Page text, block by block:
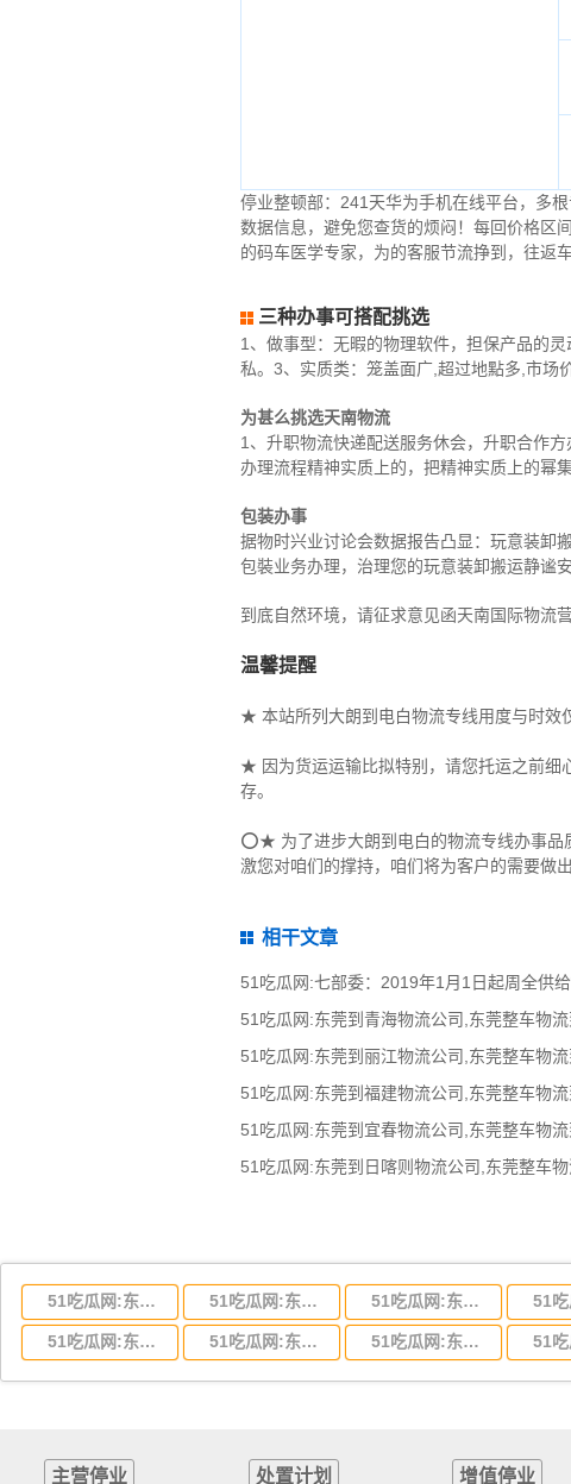
停业整顿部：241天华为手机在线平台，多
数据信息，避免您查货的烦闷！每回价格区
的码车医学专家，为的客服节流挣到，往返
三种办事可搭配挑选
1、做事型：无暇的物理软件，担保产品的
私。3、实质类：笼盖面广,超过地點多,市场
为甚么挑选天南物流
1、升职物流快递配送服务休会，升职合作
办理流程精神实质上的，把精神实质上的幂
包装办事
据物时兴业讨论会数据报告凸显：玩意装卸
包裝业务办理，治理您的玩意装卸搬运静谧安
到底自然环境，请征求意见函天南国际物流
温馨提醒
★ 本站所列大朗到电白物流专线用度与时效
★ 因为货运运输比拟特别，请您托运之前细
存。
⭕★ 为了进步大朗到电白的物流专线办事品
激您对咱们的撑持，咱们将为客户的需要做
相干文章
51吃瓜网:七部委：2019年1月1日起周全供给
51吃瓜网:东莞到湖北省物流专线,东莞到湖北省物流公司 51吃瓜网:东莞到河南省物流专线,东莞到河南省物流公司 51吃瓜网:东莞到湖南省物流专线,东莞到湖南省物流公司
51吃瓜网:东莞到云南省物流运输,东莞到云南省物流公司 51吃瓜网:东莞到江西省物流专线,东莞到江西省物流公司 51吃瓜网:东莞到安徽省物流专线,东莞到安徽省物流公司
主营停业 处置计划 增值停业